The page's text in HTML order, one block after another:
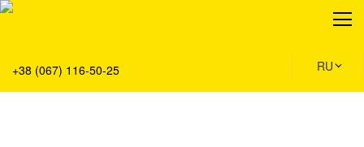
+38 (067) 116-50-25 RU
О нас
Сервис
Решения